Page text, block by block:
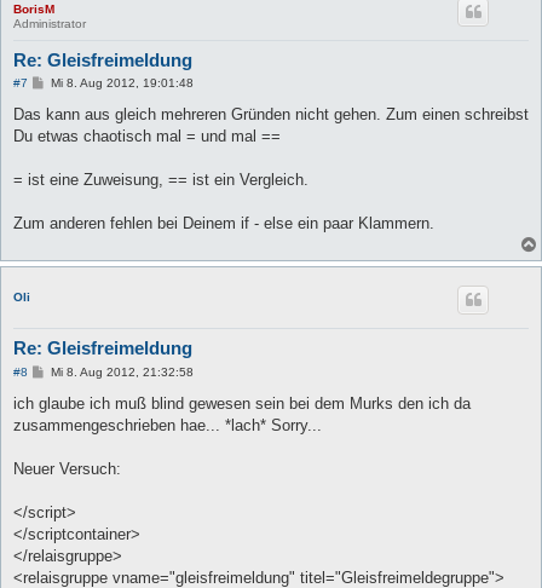
BorisM
Administrator
Re: Gleisfreimeldung
#7
B
i
r
Mi 8. Aug 2012, 19:01:48
Das kann aus gleich mehreren Gründen nicht gehen. Zum einen schreibst
Du etwas chaotisch mal = und mal ==
= ist eine Zuweisung, == ist ein Vergleich.
Zum anderen fehlen bei Deinem if - else ein paar Klammern.
Oli
Re: Gleisfreimeldung
#8
B
i
t
r
Mi 8. Aug 2012, 21:32:58
ich glaube ich muß blind gewesen sein bei dem Murks den ich da
zusammengeschrieben hae... *lach* Sorry...
Neuer Versuch:
</script>
</scriptcontainer>
</relaisgruppe>
<relaisgruppe vname="gleisfreimeldung" titel="Gleisfreimeldegruppe">